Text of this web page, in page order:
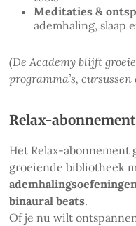
Meditaties &
ademhaling, slaap
(De Academy blijft
programma’s,
Relax-
Het Relax-abonnement
groeiende bibliotheek
binaural beats.
Of je nu wilt